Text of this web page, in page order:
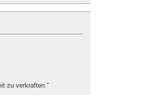
zu verkraften.“